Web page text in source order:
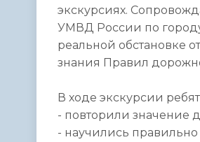
экскурсиях.
УМВД России по
реальной обстановке
знания Правил
В ходе экскурсии
- повторили значение
- научились